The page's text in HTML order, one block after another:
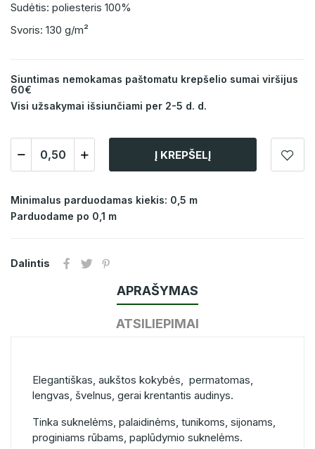
Sudėtis: poliesteris 100%
Svoris: 130 g/m²
Siuntimas nemokamas paštomatu krepšelio sumai viršijus
60€
Visi užsakymai išsiunčiami per 2-5 d. d.
Į KREPŠELĮ
Minimalus parduodamas kiekis: 0,5 m
Parduodame po 0,1 m
Dalintis
APRAŠYMAS
ATSILIEPIMAI
Elegantiškas, aukštos kokybės, permatomas,
lengvas, švelnus, gerai krentantis audinys.
Tinka suknelėms, palaidinėms, tunikoms, sijonams,
proginiams rūbams, paplūdymio suknelėms.